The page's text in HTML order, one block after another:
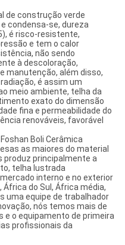
de construção verde
condensa-se, dureza
é risco-resistente,
e tem o calor
não sendo
à descoloração,
manutenção, além disso,
é assim um
meio ambiente, telha da
exato do dimensão
fina e permeabilidade do
renováveis, favorável
Boli Cerâmica
as maiores do material
produz principalmente a
telha lustrada
interno e no exterior
África do Sul, África média,
uma equipe de trabalhador
nós temos mais de
e o equipamento de primeira
profissionais da